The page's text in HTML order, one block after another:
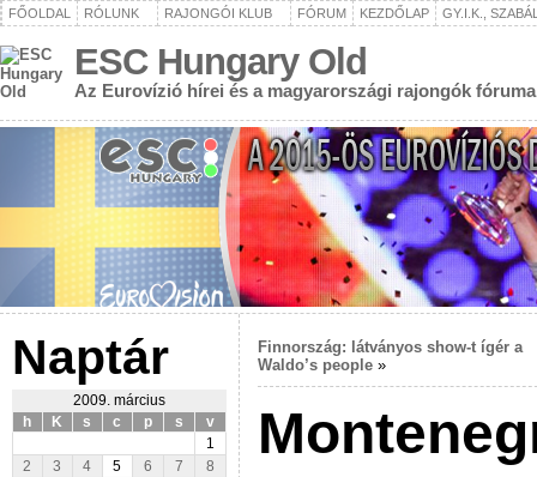
FŐOLDAL RÓLUNK RAJONGÓI KLUB FÓRUM KEZDŐLAP GY.I.K.,
ESC Hungary Old
Az Eurovízió hírei és a magyarországi rajongók fóruma
Naptár
2009. március
h
K s c p s
v
1
2
3 4 5 6 7
8
Finnország: látványos show-t ígér a
Waldo’s people »